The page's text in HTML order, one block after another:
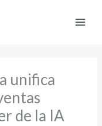
unifica
de la IA